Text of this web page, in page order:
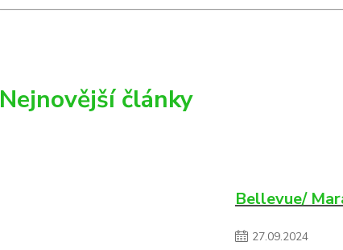
Nejnovější články
Bellevue/
27.09.2024